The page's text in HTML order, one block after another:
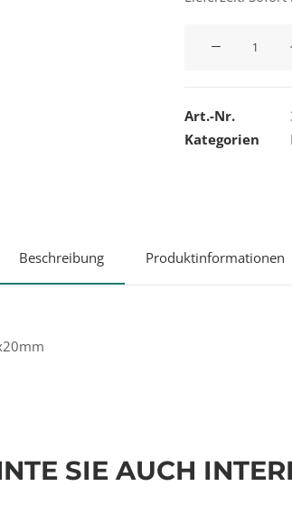
Art.-Nr.
Kategorien
Beschreibung Produktinformationen
SIE AUCH